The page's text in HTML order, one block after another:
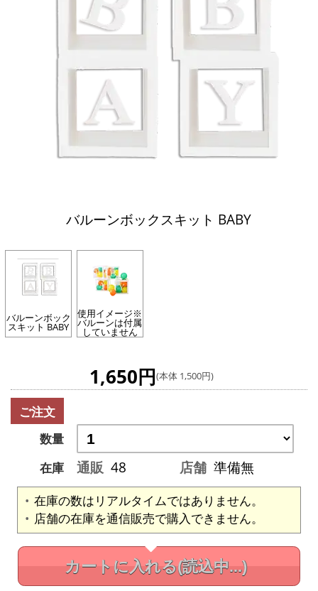
バルーンボックスキット BABY
バルーンボック
スキット BABY
使用イメージ※
バルーンは付属
していません
1,650円(本体 1,500円)
ご注文
数量
在庫
通販 48 店舗 準備無
在庫の数はリアルタイムではありません。
店舗の在庫を通信販売で購入できません。
カートに入れる(読込中...)